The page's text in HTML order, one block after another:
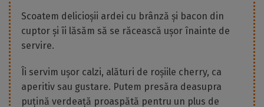
Scoatem delicioșii ardei cu brânză și bacon din
cuptor și îi lăsăm să se răcească ușor înainte de
servire.
Îi servim ușor calzi, alături de roșiile cherry, ca
aperitiv sau gustare. Putem presăra deasupra
puțină verdeață proaspătă pentru un plus de